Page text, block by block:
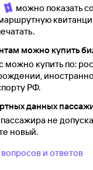
можно показать
маршрутную
можно купить
можно купить по:
РФ.
данных
не
новый.
и ответов